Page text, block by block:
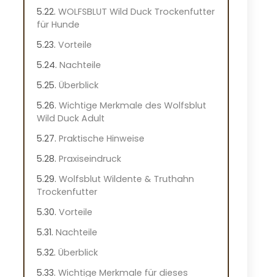
WOLFSBLUT Wild Duck Trockenfutter
für Hunde
Vorteile
Nachteile
Überblick
Wichtige Merkmale des Wolfsblut
Wild Duck Adult
Praktische Hinweise
Praxiseindruck
Wolfsblut Wildente & Truthahn
Trockenfutter
Vorteile
Nachteile
Überblick
Wichtige Merkmale für dieses